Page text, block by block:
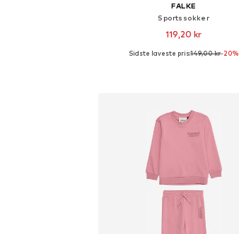
FALKE
Sportssokker
119,20 kr
Sidste laveste pris:149,00 kr-20%